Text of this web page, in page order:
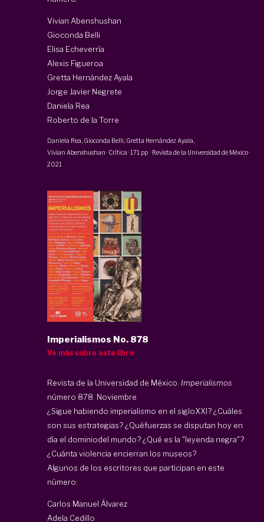
Vivian Abenshushan
Gioconda Belli
Elisa Echeverría
Alexis Figueroa
Gretta Hernández Ayala
Jorge Javier Negrete
Daniela Rea
Roberto de la Torre
Daniela Rea Gioconda Belli , Gretta Hernández Ayala,
Vivian Abenshushan · Crítica ·171 pp · Revista de la Universidad de México·
2021
Imperialismos No. 878
Ve más sobre este libro
Revista de la Universidad de México. Imperialismos
número 878. Noviembre
¿Sigue habiendo imperialismo en el sigloXXI? ¿Cuáles
son sus estrategias? ¿Quéfuerzas se disputan hoy en
día el dominiodel mundo? ¿Qué es la "leyenda negra"?
¿Cuánta violencia encierran los museos?
Algunos de los escritores que participan en este
número:
Carlos Manuel Álvarez
Adela Cedillo